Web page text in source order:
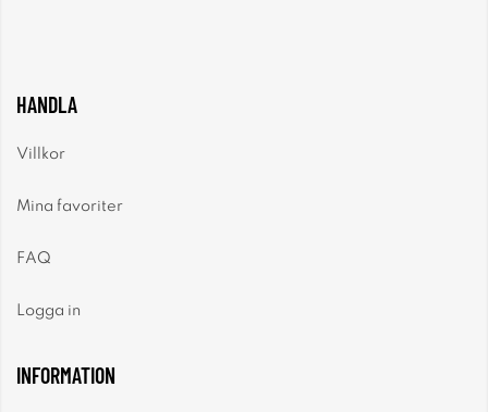
HANDLA
Villkor
Mina favoriter
FAQ
Logga in
INFORMATION